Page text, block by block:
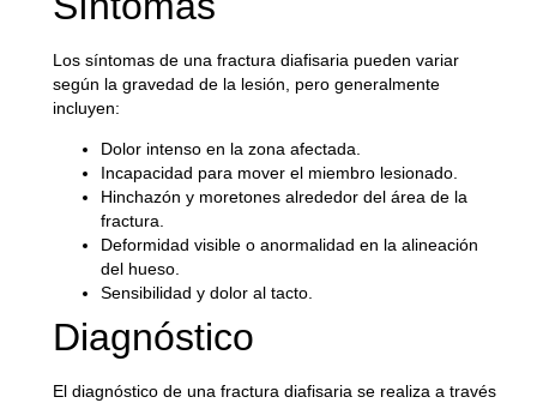
Los síntomas de una fractura diafisaria pueden variar
según la gravedad de la lesión, pero generalmente
incluyen:
Dolor intenso en la zona afectada.
Incapacidad para mover el miembro lesionado.
Hinchazón y moretones alrededor del área de la
fractura.
Deformidad visible o anormalidad en la alineación
del hueso.
Sensibilidad y dolor al tacto.
Diagnóstico
El diagnóstico de una fractura diafisaria se realiza a través